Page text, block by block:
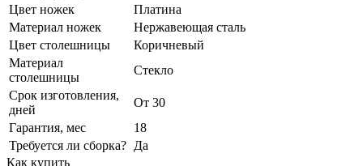
Цвет ножек
Платина
Материал ножек
Нержавеющая сталь
Цвет столешницы
Коричневый
Материал
столешницы
Стекло
Срок изготовления,
дней
От 30
Гарантия, мес
18
Требуется ли сборка? Да
Как купить